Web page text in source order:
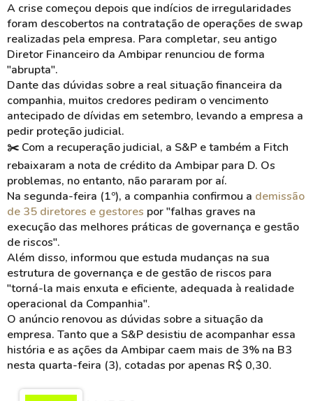
A crise começou depois que indícios de irregularidades
foram descobertos na contratação de operações de swap
realizadas pela empresa. Para completar, seu antigo
Diretor Financeiro da Ambipar renunciou de forma
"abrupta".
Dante das dúvidas sobre a real situação financeira da
companhia, muitos credores pediram o vencimento
antecipado de dívidas em setembro, levando a empresa a
pedir proteção judicial.
✂️ Com a recuperação judicial, a S&P e também a Fitch
rebaixaram a nota de crédito da Ambipar para D. Os
problemas, no entanto, não pararam por aí.
Na segunda-feira (1º), a companhia confirmou a demissão
de 35 diretores e gestores por "falhas graves na
execução das melhores práticas de governança e gestão
de riscos".
Além disso, informou que estuda mudanças na sua
estrutura de governança e de gestão de riscos para
"torná-la mais enxuta e eficiente, adequada à realidade
operacional da Companhia".
O anúncio renovou as dúvidas sobre a situação da
empresa. Tanto que a S&P desistiu de acompanhar essa
história e as ações da Ambipar caem mais de 3% na B3
nesta quarta-feira (3), cotadas por apenas R$ 0,30.